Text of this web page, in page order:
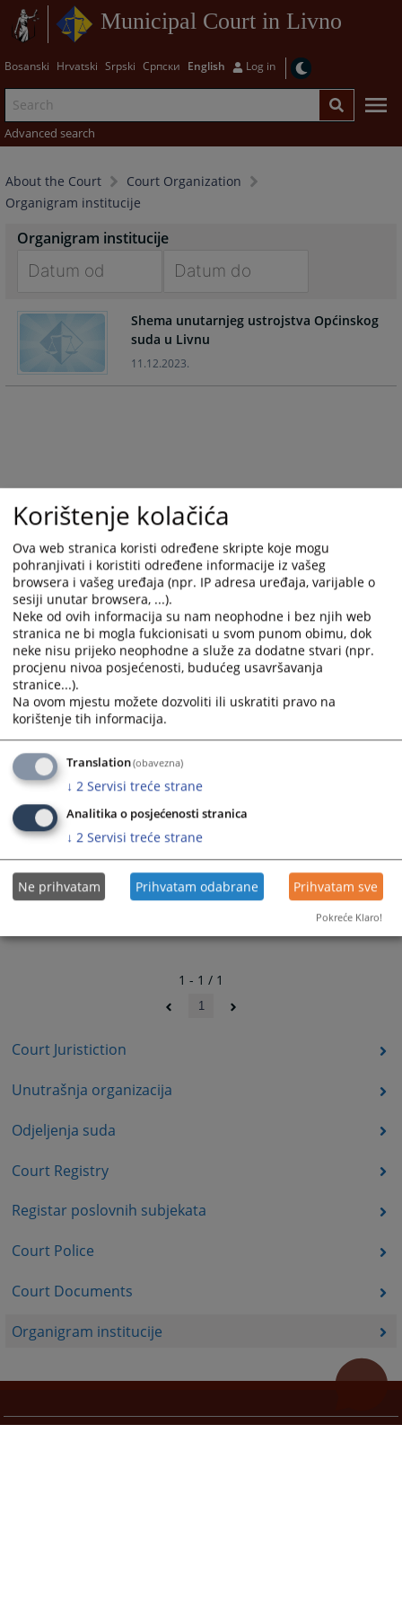
Municipal Court in Livno
Bosanski Hrvatski Srpski Српски English Log in
Advanced search
About the Court
Court Organization
Organigram institucije
Court Juristiction
Unutrašnja organizacija
Odjeljenja suda
Court Registry
Registar poslovnih subjekata
Court Police
Court Documents
Organigram institucije
Organigram institucije
forward
interact
with
Press
question
mark
key
to
get
the
keyboard
shortcuts
for
changing
dates.
forward
to
interact
Press
the
question
mark
key
to
get
the
keyboard
shortcuts
changing
dates.
Shema unutarnjeg ustrojstva Općinskog
suda u Livnu
11.12.2023.
1 - 1 / 1
1
Korištenje kolačića
Ova web stranica koristi određene skripte koje mogu
pohranjivati i koristiti određene informacije iz vašeg
browsera i vašeg uređaja (npr. IP adresa uređaja, varijable o
sesiji unutar browsera, ...).
Neke od ovih informacija su nam neophodne i bez njih web
stranica ne bi mogla fukcionisati u svom punom obimu, dok
neke nisu prijeko neophodne a služe za dodatne stvari (npr.
procjenu nivoa posjećenosti, budućeg usavršavanja
stranice...).
Na ovom mjestu možete dozvoliti ili uskratiti pravo na
korištenje tih informacija.
Translation(obavezna)
↓ 2 Servisi treće strane
Analitika o posjećenosti stranica
↓ 2 Servisi treće strane
Ne prihvatam Prihvatam odabrane Prihvatam sve
Pokreće Klaro!